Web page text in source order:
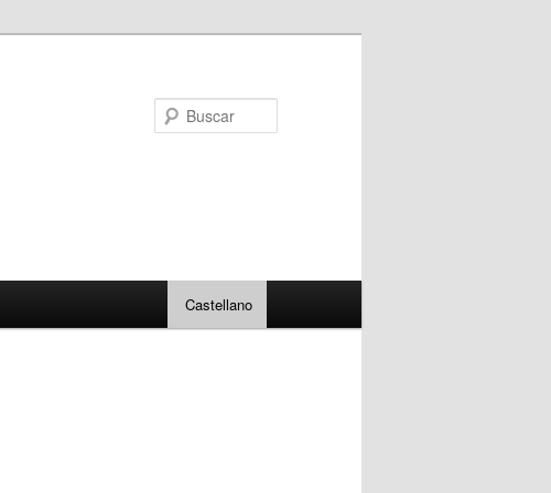
Castellano